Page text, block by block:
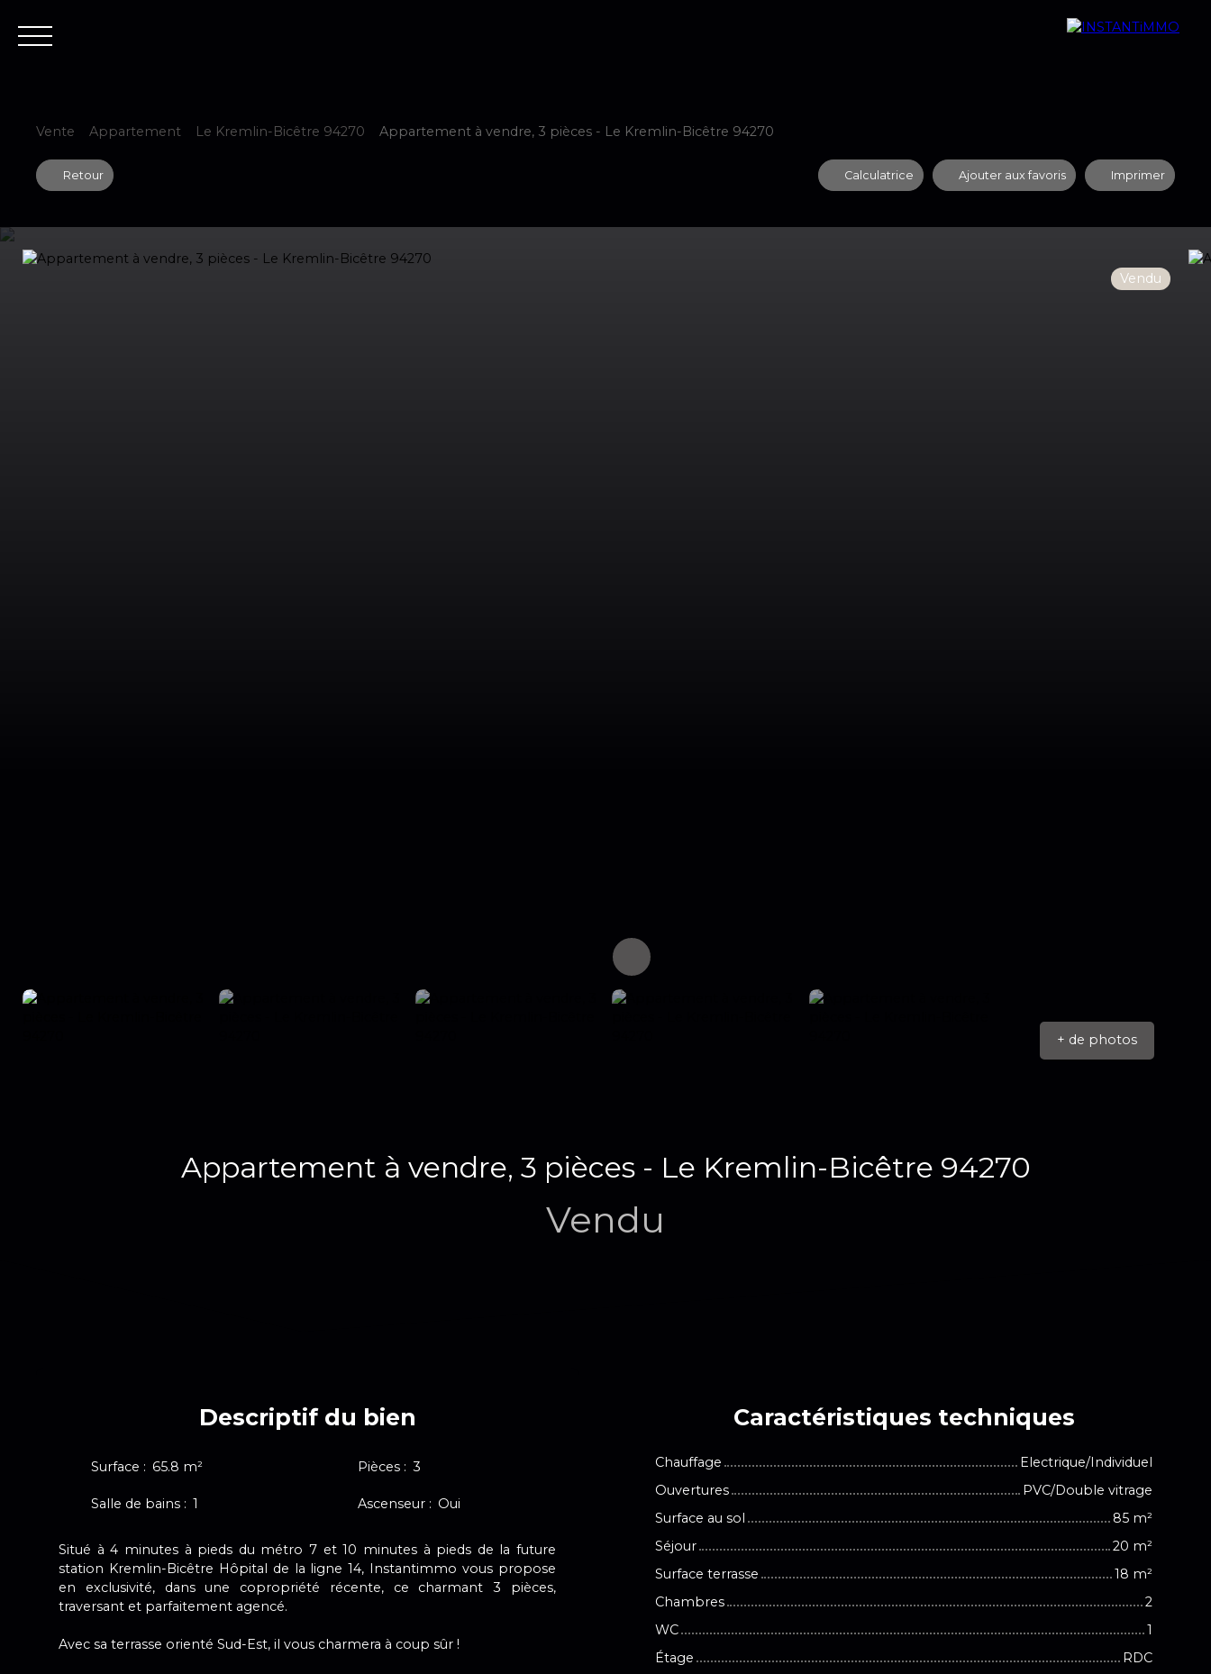
Estimer votre bien
Vente Appartement Le Kremlin-Bicêtre 94270 Appartement à vendre, 3 pièces - Le Kremlin-Bicêtre 94270
Retour Calculatrice Ajouter aux favoris Imprimer
Vendu
+ de photos
Appartement à vendre, 3 pièces - Le Kremlin-Bicêtre 94270
Vendu
Descriptif du bien
Surface : 65.8 m² Pièces : 3
Salle de bains : 1 Ascenseur : Oui
Situé à 4 minutes à pieds du métro 7 et 10 minutes à pieds de la future
station Kremlin-Bicêtre Hôpital de la ligne 14, Instantimmo vous propose
en exclusivité, dans une copropriété récente, ce charmant 3 pièces,
traversant et parfaitement agencé.
Avec sa terrasse orienté Sud-Est, il vous charmera à coup sûr !
Caractéristiques techniques
Chauffage
Electrique/Individuel
Ouvertures
PVC/Double vitrage
Surface au sol
85 m²
Séjour
20 m²
Surface terrasse
18 m²
Chambres
2
WC
1
Étage
RDC